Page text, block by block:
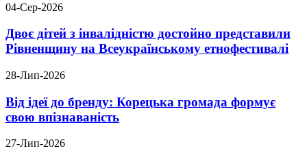
04-Сер-2026
Двоє дітей з інвалідністю достойно представили
Рівненщину на Всеукраїнському етнофестивалі
28-Лип-2026
Від ідеї до бренду: Корецька громада формує
свою впізнаваність
27-Лип-2026